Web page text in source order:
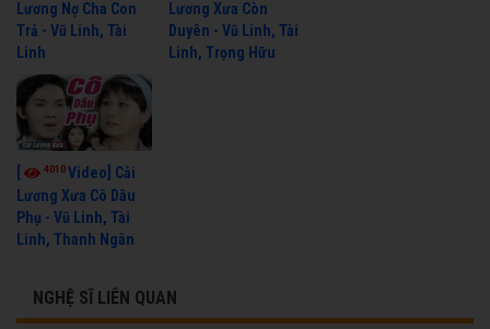
Lương Nợ Cha Con
Trả - Vũ Linh, Tài
Linh
Lương Xưa Còn
Duyên - Vũ Linh, Tài
Linh, Trọng Hữu
[ 4010Video] Cải
Lương Xưa Cô Dâu
Phụ - Vũ Linh, Tài
Linh, Thanh Ngân
NGHỆ SĨ LIÊN QUAN